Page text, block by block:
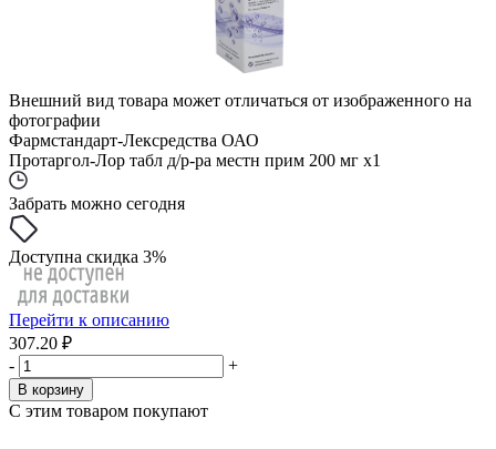
Внешний вид товара может отличаться от изображенного на
фотографии
Фармстандарт-Лексредства ОАО
Протаргол-Лор табл д/р-ра местн прим 200 мг x1
Забрать можно сегодня
Доступна скидка 3%
Перейти к описанию
307.20 ₽
-
+
В корзину
С этим товаром покупают